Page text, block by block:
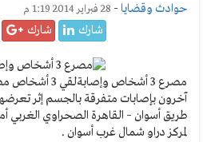
حوادث وقضايا - 28 فبراير 2014 1:19 م
شارك شارك
مصرع 3 أشخاص وإصابة
آخرون بإصابات متفرقة بالجسم إثر
طريق أسوان – القاهرة الصحراوي الغربي
لمركز دراو شمال غرب أسوان .